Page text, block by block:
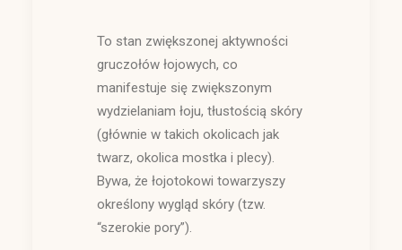
To stan zwiększonej aktywności
gruczołów łojowych, co
manifestuje się zwiększonym
wydzielaniam łoju, tłustością skóry
(głównie w takich okolicach jak
twarz, okolica mostka i plecy).
Bywa, że łojotokowi towarzyszy
określony wygląd skóry (tzw.
“szerokie pory”).